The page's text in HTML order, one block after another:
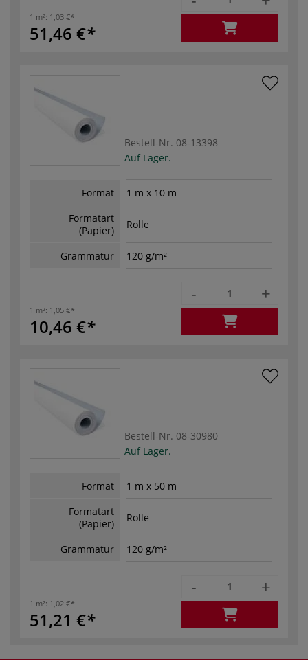
1 m²: 1,03 €
51,46 €
Bestell-Nr. 08-13398
Auf Lager.
Format
1 m x 10 m
Formatart
(Papier)
Rolle
Grammatur 120 g/m²
1 m²: 1,05 €
10,46 €
- +
Bestell-Nr. 08-30980
Auf Lager.
Format
1 m x 50 m
Formatart
(Papier)
Rolle
Grammatur 120 g/m²
1 m²: 1,02 €
51,21 €
- +